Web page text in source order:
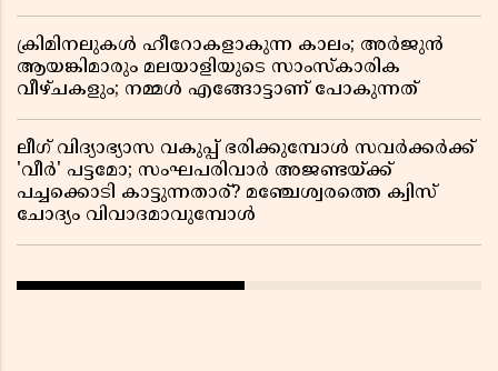
ക്രിമിനലുകൾ ഹീറോകളാകുന്ന കാലം; അർജുൻ
ആയങ്കിമാരും മലയാളിയുടെ സാംസ്കാരിക
വീഴ്ചകളും; നമ്മൾ എങ്ങോട്ടാണ് പോകുന്നത്
ലീഗ് വിദ്യാഭ്യാസ വകുപ്പ് ഭരിക്കുമ്പോൾ സവർക്കർക്ക്
'വീർ' പട്ടമോ; സംഘപരിവാർ അജണ്ടയ്ക്ക്
പച്ചക്കൊടി കാട്ടുന്നതാര്? മഞ്ചേശ്വരത്തെ ക്വിസ്
ചോദ്യം വിവാദമാവുമ്പോൾ